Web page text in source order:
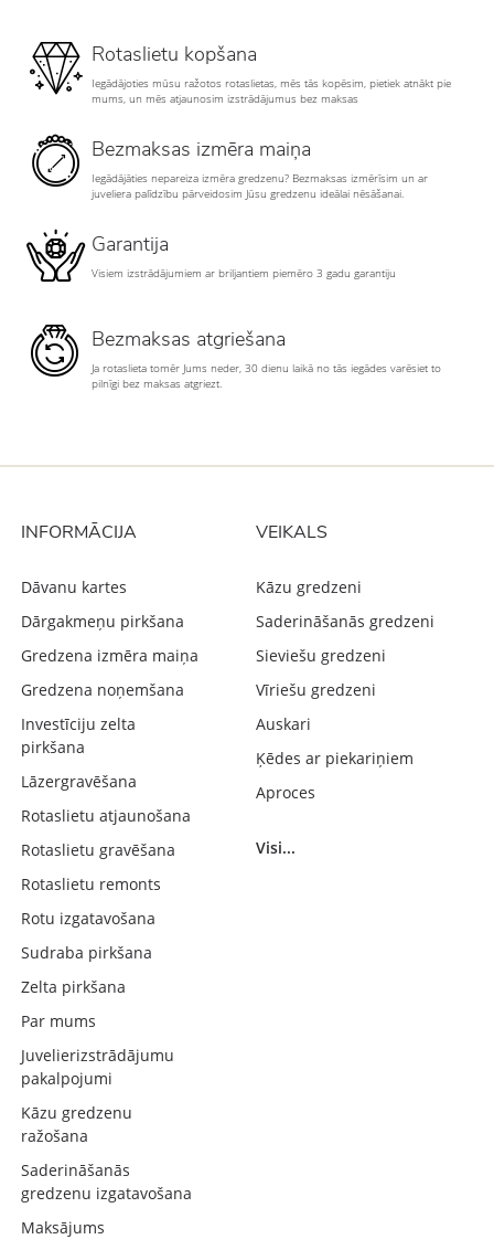
Rotaslietu kopšana
Iegādājoties mūsu ražotos rotaslietas, mēs tās kopēsim, pietiek atnākt pie
mums, un mēs atjaunosim izstrādājumus bez maksas
Bezmaksas izmēra maiņa
Iegādājāties nepareiza izmēra gredzenu? Bezmaksas izmērīsim un ar
juveliera palīdzību pārveidosim Jūsu gredzenu ideālai nēsāšanai.
Garantija
Visiem izstrādājumiem ar briljantiem piemēro 3 gadu garantiju
Bezmaksas atgriešana
Ja rotaslieta tomēr Jums neder, 30 dienu laikā no tās iegādes varēsiet to
pilnīgi bez maksas atgriezt.
INFORMĀCIJA
Dāvanu kartes
Dārgakmeņu pirkšana
Gredzena izmēra maiņa
Gredzena noņemšana
Investīciju zelta
pirkšana
Lāzergravēšana
Rotaslietu atjaunošana
Rotaslietu gravēšana
Rotaslietu remonts
Rotu izgatavošana
Sudraba pirkšana
Zelta pirkšana
Par mums
Juvelierizstrādājumu
pakalpojumi
Kāzu gredzenu
ražošana
Saderināšanās
gredzenu izgatavošana
Maksājums
VEIKALS
Kāzu gredzeni
Saderināšanās gredzeni
Sieviešu gredzeni
Vīriešu gredzeni
Auskari
Ķēdes ar piekariņiem
Aproces
Visi...